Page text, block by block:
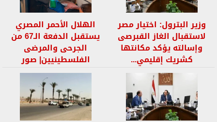
وزير البترول: اختيار مصر
لاستقبال الغاز القبرصى
وإسالته يؤكد مكانتها
كشريك إقليمي...
الهلال الأحمر المصري
يستقبل الدفعة الـ67 من
الجرحى والمرضى
الفلسطينيين| صور